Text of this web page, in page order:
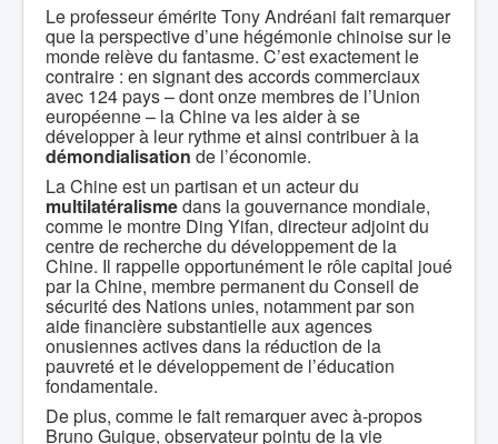
Le professeur émérite Tony Andréani fait remarquer
que la perspective d’une hégémonie chinoise sur le
monde relève du fantasme. C’est exactement le
contraire : en signant des accords commerciaux
avec 124 pays – dont onze membres de l’Union
européenne – la Chine va les aider à se
développer à leur rythme et ainsi contribuer à la
démondialisationde l’économie.
La Chine est un partisan et un acteur du
multilatéralismedans la gouvernance mondiale,
comme le montre Ding Yifan, directeur adjoint du
centre de recherche du développement de la
Chine. Il rappelle opportunément le rôle capital joué
par la Chine, membre permanent du Conseil de
sécurité des Nations unies, notamment par son
aide financière substantielle aux agences
onusiennes actives dans la réduction de la
pauvreté et le développement de l’éducation
fondamentale.
De plus, comme le fait remarquer avec à-propos
Bruno Guigue, observateur pointu de la vie